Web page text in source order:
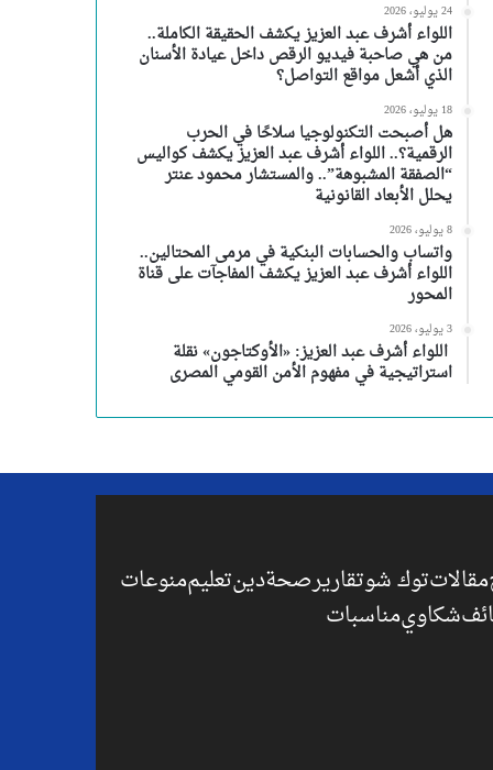
24 يوليو، 2026
اللواء أشرف عبد العزيز يكشف الحقيقة الكاملة..
من هي صاحبة فيديو الرقص داخل عيادة الأسنان
الذي أشعل مواقع التواصل؟
18 يوليو، 2026
هل أصبحت التكنولوجيا سلاحًا في الحرب
الرقمية؟.. اللواء أشرف عبد العزيز يكشف كواليس
“الصفقة المشبوهة”.. والمستشار محمود عنتر
يحلل الأبعاد القانونية
8 يوليو، 2026
واتساب والحسابات البنكية في مرمى المحتالين..
اللواء أشرف عبد العزيز يكشف المفاجآت على قناة
المحور
3 يوليو، 2026
اللواء أشرف عبد العزيز: «الأوكتاجون» نقلة
استراتيجية في مفهوم الأمن القومي المصرى
مقالاتتوك شوتقاريرصحةدينتعليممنوعات
شكاويمناسبات